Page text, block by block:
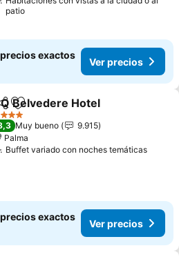
patio
exactos
Ver precios
Agregar a favoritos
Belvedere Hotel
Muy bueno
9.915
Palma
Buffet variado con noches temáticas
exactos
Ver precios